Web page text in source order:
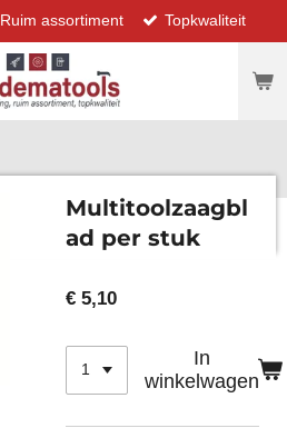
Ruim assortiment Topkwaliteit
Multitoolzaagbl
ad per stuk
€ 5,10
In
winkelwagen